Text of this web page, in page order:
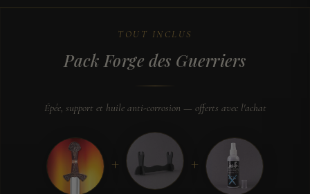
TOUT INCLUS
Pack Forge des Guerriers
Épée, support et huile anti-corrosion — offerts avec l'achat
+ +